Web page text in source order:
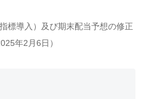
標導入）及び期末配当予想の修正
年2月6日）